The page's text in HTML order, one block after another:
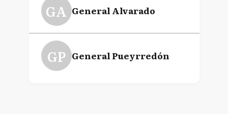
GA General Alvarado
GP General Pueyrredón